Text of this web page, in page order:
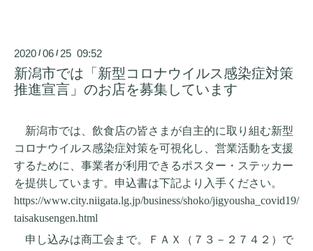
2020 /06 / 25 09:52
新潟市では「新型コロナウイルス感染症対策
推進宣言」のお店を募集しています
新潟市では、飲食店の皆さまが自主的に取り組む新型
コロナウイルス感染症対策を可視化し、営業活動を支援
するために、事業者が利用できるポスター・ステッカー
を提供しています。申込書は下記より入手ください。
https://www.city.niigata.lg.jp/business/shoko/jigyousha_covid19/
taisakusengen.html
申し込みは商工会まで。ＦＡＸ（７３－２７４２）で